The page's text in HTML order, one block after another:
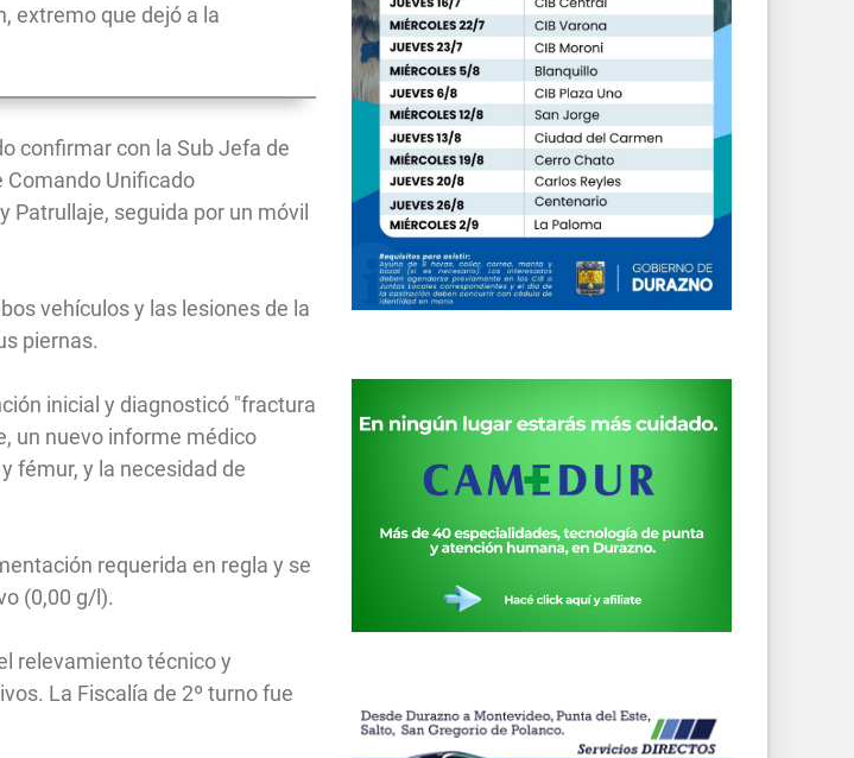
extremo que dejó a la
confirmar con la Sub Jefa de
Comando Unificado
Patrullaje, seguida por un móvil
vehículos y las lesiones de la
piernas.
inicial y diagnosticó "fractura
un nuevo informe médico
fémur, y la necesidad de
requerida en regla y se
(0,00 g/l).
relevamiento técnico y
La Fiscalía de 2º turno fue